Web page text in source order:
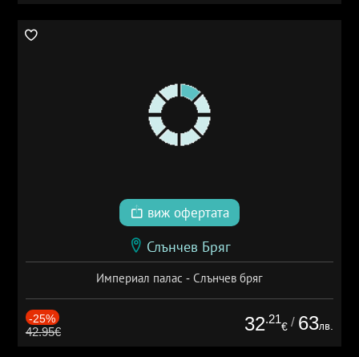
виж офертата
Слънчев Бряг
Империал палас - Слънчев бряг
-25%
42.95€ 32.21
€ / 63лв.